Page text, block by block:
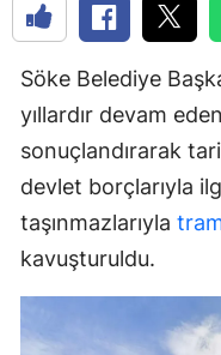
Söke Belediye
yıllardır devam eden
sonuçlandırarak
devlet borçlarıyla
taşınmazlarıyla
kavuşturuldu.